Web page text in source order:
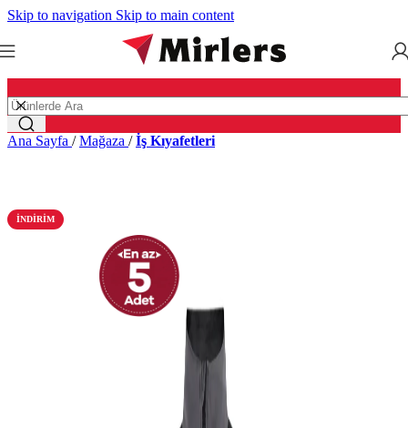
Skip to navigation Skip to main content
Ana Sayfa / Mağaza / İş Kıyafetleri
İNDIRIM